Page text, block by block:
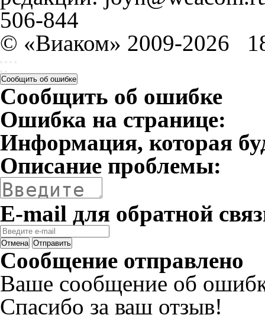
506-844
© «Виаком» 2009-2026
Сообщить об ошибке
Сообщить об ошибке
Ошибка на странице:
Информация, которая
Описание проблемы:
E-mail для обратной
Отмена Отправить
Сообщение отправлено
Ваше сообщение об
Спасибо за ваш отзыв!